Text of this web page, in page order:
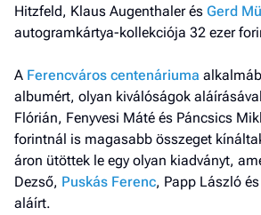
Hitzfeld, Klaus Augenthaler és Gerd
autogramkártya-kollekciója 32 ezer
A Ferencváros centenáriuma
albumért, olyan kiválóságok
Flórián, Fenyvesi Máté és Páncsics
forintnál is magasabb összeget
áron ütöttek le egy olyan kiadványt,
Dezső, Puskás Ferenc, Papp László
aláírt.